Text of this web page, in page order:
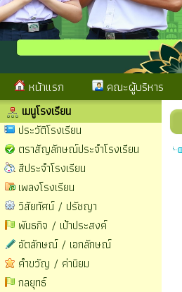
หน้าแรก คณะผู้บริหาร
เมนูโรงเรียน
ประวัติโรงเรียน
ตราสัญลักษณ์ประจำโรงเรียน
สีประจำโรงเรียน
เพลงโรงเรียน
วิสัยทัศน์ / ปรัชญา
พันธกิจ / เป้าประสงค์
อัตลักษณ์ / เอกลักษณ์
คำขวัญ / ค่านิยม
กลยุทธ์